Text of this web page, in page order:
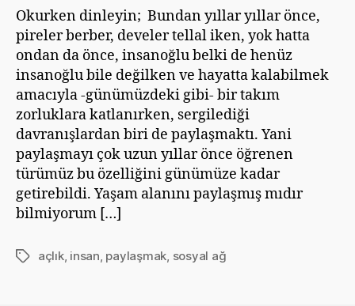
çok
paylaşımcıyım
da
ne
bileyim
işte..
Okurken dinleyin; Bundan yıllar yıllar önce,
pireler berber, develer tellal iken, yok hatta
ondan da önce, insanoğlu belki de henüz
insanoğlu bile değilken ve hayatta kalabilmek
amacıyla -günümüzdeki gibi- bir takım
zorluklara katlanırken, sergilediği
davranışlardan biri de paylaşmaktı. Yani
paylaşmayı çok uzun yıllar önce öğrenen
türümüz bu özelliğini günümüze kadar
getirebildi. Yaşam alanını paylaşmış mıdır
bilmiyorum […]
Etiketler
açlık, insan paylaşmak sosyal ağ